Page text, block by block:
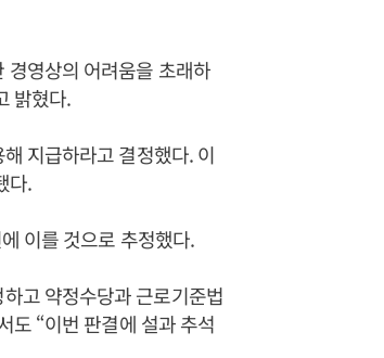
영상의 어려움을 초래하
밝혔다.
지급하라고 결정했다. 이
다.
이를 것으로 추정했다.
고 약정수당과 근로기준법
도 “이번 판결에 설과 추석